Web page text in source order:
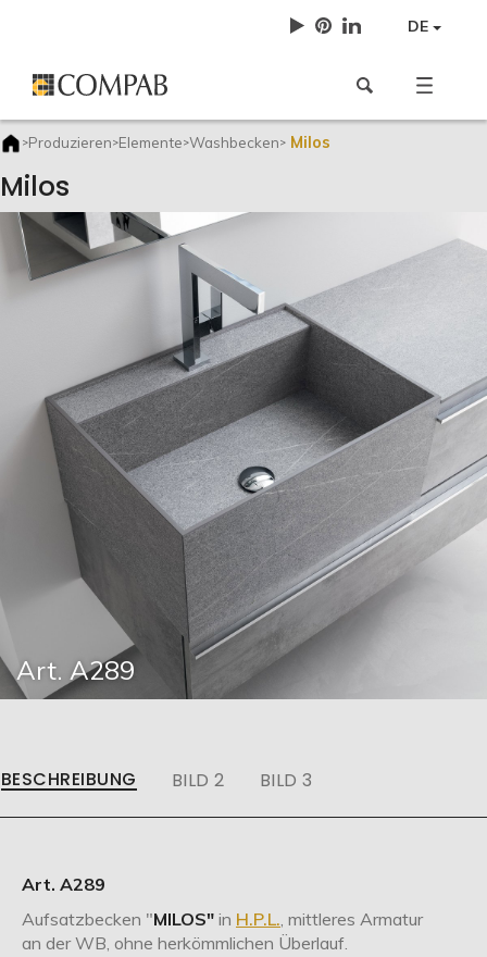
DE
>Produzieren>Elemente>Washbecken> Milos
Milos
Art. A289
BESCHREIBUNG BILD 2 BILD 3
Art. A289
Aufsatzbecken "MILOS" in H.P.L. , mittleres Armatur
an der WB, ohne herkömmlichen Überlauf.